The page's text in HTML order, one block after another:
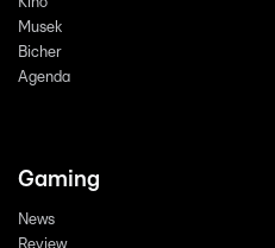
Musek
Bicher
Agenda
Gaming
News
Review